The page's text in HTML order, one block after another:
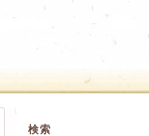
検索